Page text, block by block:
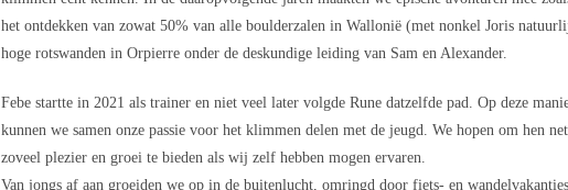
het ontdekken van zowat 50% van alle boulderzalen in Wallonië (met nonkel Joris
hoge rotswanden in Orpierre onder de deskundige leiding van Sam en Alexander.
Febe startte in 2021 als trainer en niet veel later volgde Rune datzelfde pad. Op deze
kunnen we samen onze passie voor het klimmen delen met de jeugd. We hopen om hen net
zoveel plezier en groei te bieden als wij zelf hebben mogen ervaren.
Van jongs af aan groeiden we op in de buitenlucht, omringd door fiets- en